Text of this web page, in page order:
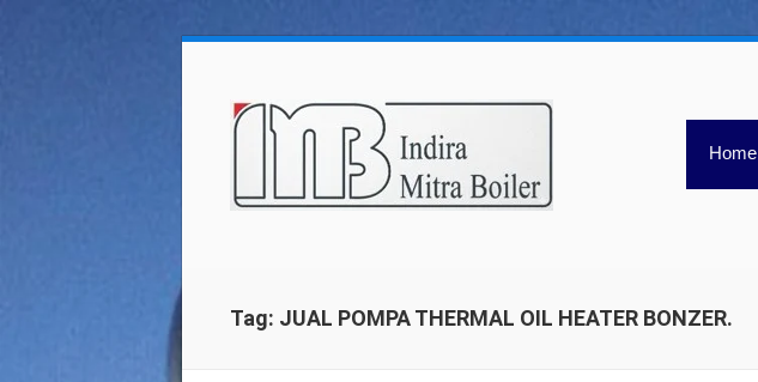
Home
Tag: JUAL POMPA THERMAL OIL HEATER BONZER.